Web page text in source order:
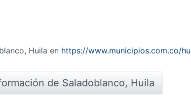
Huila en https://www.municipios.com.co/
de Saladoblanco, Huila